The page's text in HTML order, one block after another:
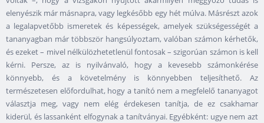
elenyészik már másnapra, vagy legkésőbb egy hét múlva. Másrészt azok
a legalapvetőbb ismeretek és képességek, amelyek szükségességét a
tananyagban már többször hangsúlyoztam, valóban számon kérhetők,
és ezeket – mivel nélkülözhetetlenül fontosak – szigorúan számon is kell
kérni. Persze, az is nyilvánvaló, hogy a kevesebb számonkérése
könnyebb, és a követelmény is könnyebben teljesíthető. Az
természetesen előfordulhat, hogy a tanító nem a megfelelő tananyagot
választja meg, vagy nem elég érdekesen tanítja, de ez csakhamar
kiderül, és lassanként elfogynak a tanítványai. Egyébként: ugye nem azt